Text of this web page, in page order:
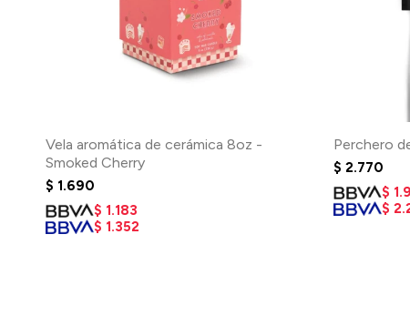
Vela aromática de cerámica 8oz -
Smoked Cherry
$ 1.690
$ 1.183
$ 1.352
Perchero
$ 2.770
$
$